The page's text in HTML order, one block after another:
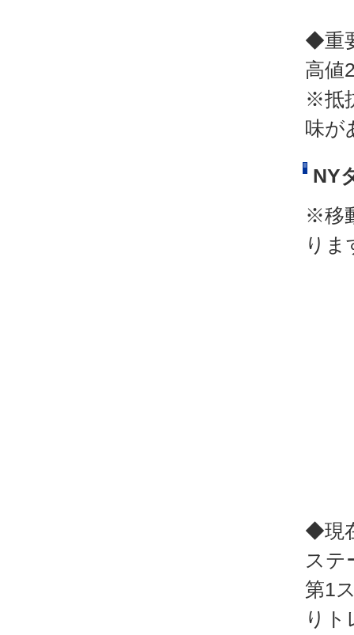
◆重
高値
※抵
味が
NY
※移
りま
◆現
ステ
第1
り